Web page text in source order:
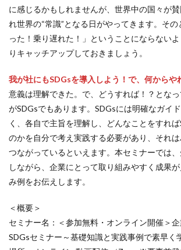
に感じるかもしれませんが、世界中の国々が
れ世界の“常識”となる日がやってきます。その
った！乗り遅れた！」ということにならない
りキャッチアップしておきましょう。
我が社にもSDGsを導入しよう！で、何からや
意義は理解できた。で、どうすれば！？とな
がSDGsでもあります。SDGsには明確なガイ
く、各自で主旨を理解し、どんなことをすれ
のかを自分で考え実践する必要があり、それ
つながっているといえます。本セミナーでは
しながら、企業にとって取り組みやすく成果
み例をお伝えします。
＜概要＞
セミナー名：＜参加無料・オンライン開催＞
SDGsセミナー～基礎知識と実践事例で素早く
Z世代
アート
アダプテッドスポーツサポートセンター
アドバイスボード
ありがとうの日
ありがとう運動シール
アンガーマネジメント
アンケート
アンコンシャス・バイアス
いじめ
いっせい防災行動訓練
イ
イメージカラー
イヤホン イライ
インキローラー
インキ使用量削減
インターン
インターンシップの推進に当たっての基本的考
インターン生
インドネシア
イン
ヴィクトリア朝
ウィルス ウイル